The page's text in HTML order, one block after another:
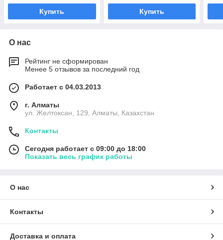
Купить Купить
О нас
Рейтинг не сформирован
Менее 5 отзывов за последний год
Работает с 04.03.2013
г. Алматы
ул. Желтоксан, 129, Алматы, Казахстан
Контакты
Сегодня работает с 09:00 до 18:00
Показать весь график работы
О нас
Контакты
Доставка и оплата